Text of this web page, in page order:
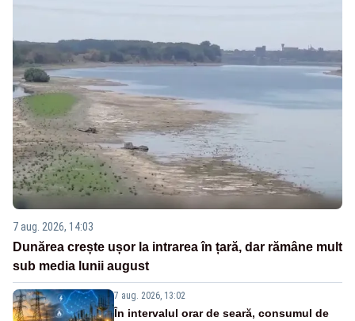
7 aug. 2026, 14:03
Dunărea crește ușor la intrarea în țară, dar rămâne mult
sub media lunii august
7 aug. 2026, 13:02
În intervalul orar de seară, consumul de